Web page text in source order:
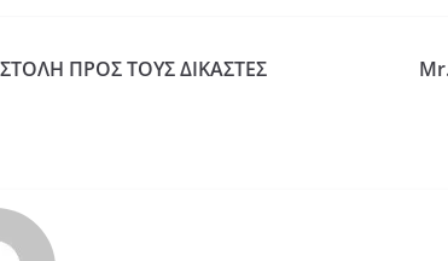
ΠΡΟΣ ΤΟΥΣ ΔΙΚΑΣΤΕΣ